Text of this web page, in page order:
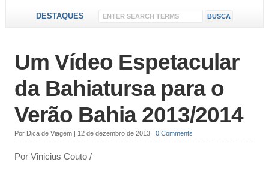
DESTAQUES
Um Vídeo Espetacular
da Bahiatursa para o
Verão Bahia 2013/2014
Por Dica de Viagem| 12 de dezembro de 2013 0 Comments
Por Vinicius Couto /